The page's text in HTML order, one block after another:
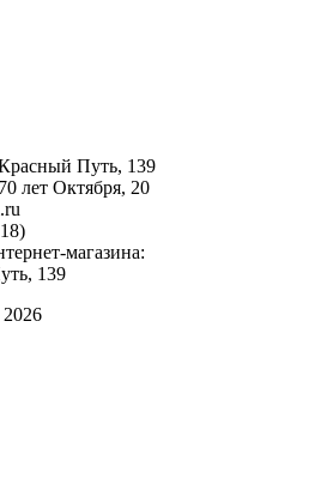
Путь, 139
лет Октября, 20
магазина:
139